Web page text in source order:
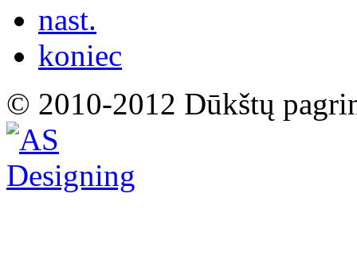
nast.
koniec
© 2010-2012 Dūkštų